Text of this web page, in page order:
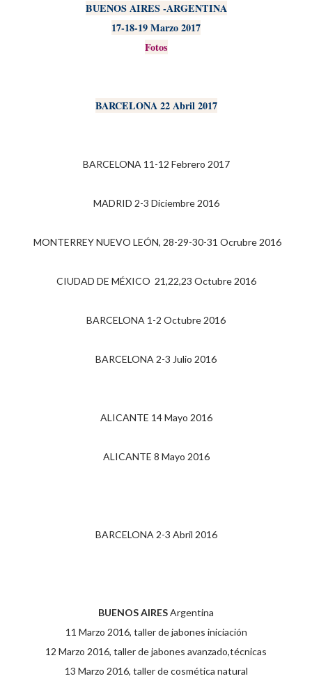
BUENOS AIRES -ARGENTINA
17-18-19 Marzo 2017
Fotos
BARCELONA 22 Abril 2017
BARCELONA 11-12 Febrero 2017
MADRID 2-3 Diciembre 2016
MONTERREY NUEVO LEÓN, 28-29-30-31 Ocrubre 2016
CIUDAD DE MÉXICO 21,22,23 Octubre 2016
BARCELONA 1-2 Octubre 2016
BARCELONA 2-3 Julio 2016
ALICANTE 14 Mayo 2016
ALICANTE 8 Mayo 2016
BARCELONA 2-3 Abril 2016
BUENOS AIRESArgentina
11 Marzo 2016, taller de jabones iniciación
12 Marzo 2016, taller de jabones avanzado,técnicas
13 Marzo 2016, taller de cosmética natural